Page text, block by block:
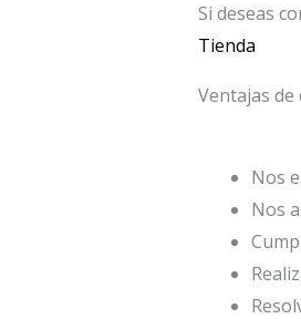
Si deseas
Tienda
Ventajas de
Nos
Nos